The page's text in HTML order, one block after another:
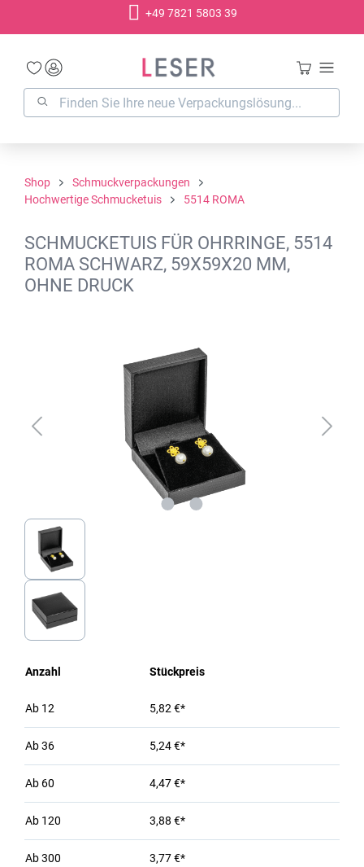
+49 7821 5803 39
Shop
Schmuckverpackungen
Hochwertige Schmucketuis
5514 ROMA
SCHMUCKETUIS FÜR OHRRINGE, 5514
ROMA SCHWARZ, 59X59X20 MM,
OHNE DRUCK
Anzahl Stückpreis
Ab 12 5,82 €*
Ab36 5,24 €*
Ab 60 4,47 €*
Ab 120 3,88 €*
Ab300 3,77 €*